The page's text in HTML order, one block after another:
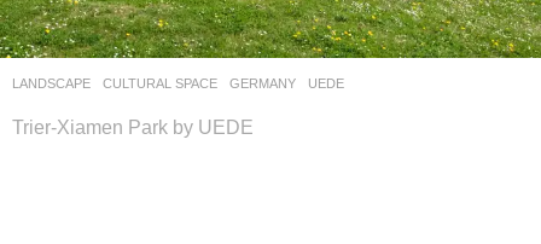
LANDSCAPE CULTURAL SPACE GERMANY UEDE
Trier-Xiamen Park by UEDE